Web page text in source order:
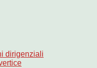
dirigenziali